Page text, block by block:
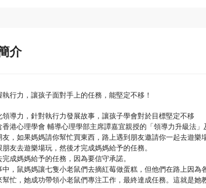
介
執行力，讓孩子面對手上的任務，能堅定不移！
領導力，針對執行力發展故事，讓孩子學會對於目標堅定不移
香港心理學會 輔導心理學部主席譚嘉宜親授的「領導力升級法
友，如果媽媽請你幫忙買東西，路上遇到朋友邀請你一起去遊樂
朋友去遊樂場玩，然後才完成媽媽給予的任務。
完成媽媽給予的任務，因為要信守承諾。
中，鼠媽媽讓七隻小老鼠們去摘紅莓做蛋糕，但他們在路上因
幫忙，她成功帶領小老鼠們專注工作，最終達成任務。這就是她